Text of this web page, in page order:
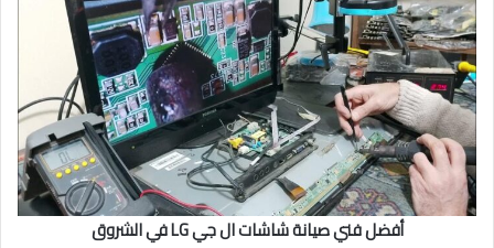
أفضل فني صيانة شاشات ال جي LG في الشروق